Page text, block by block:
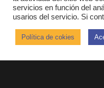
Noticias
2020 © IHBER
servicios en función del
usarios del servicio. Si
Política de cokies